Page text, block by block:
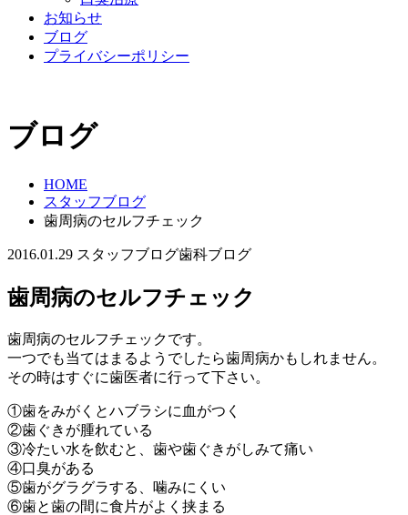
お知らせ
ブログ
プライバシーポリシー
ブログ
HOME
スタッフブログ
歯周病のセルフチェック
2016.01.29 スタッフブログ歯科ブログ
歯周病のセルフチェック
歯周病のセルフチェックです。
一つでも当てはまるようでしたら歯周病かもしれません。
その時はすぐに歯医者に行って下さい。
①歯をみがくとハブラシに血がつく
②歯ぐきが腫れている
③冷たい水を飲むと、歯や歯ぐきがしみて痛い
④口臭がある
⑤歯がグラグラする、噛みにくい
⑥歯と歯の間に食片がよく挟まる